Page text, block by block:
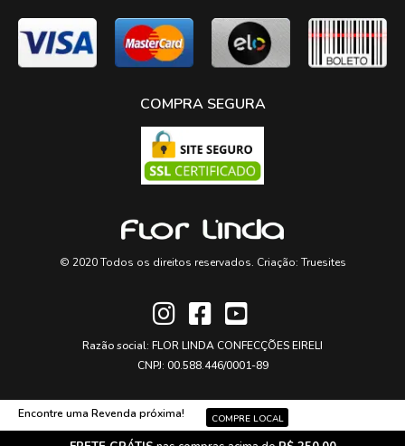
COMPRA SEGURA
© 2020 Todos os direitos reservados. Criação: Truesites
Razão social: FLOR LINDA CONFECÇÕES EIRELI
CNPJ: 00.588.446/0001-89
Encontre uma Revenda próxima! COMPRE LOCAL